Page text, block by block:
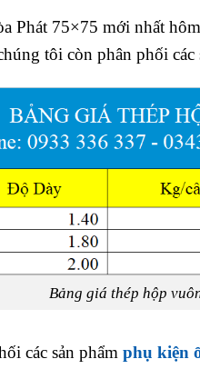
Phát 75×75 mới nhất
tôi còn phân phối các
Bảng giá thép hộp
các sản phẩm phụ kiện